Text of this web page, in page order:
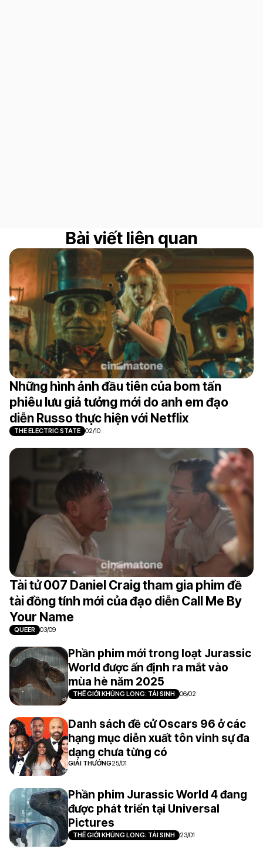
Bài viết liên quan
Những hình ảnh đầu tiên của bom tấn
phiêu lưu giả tưởng mới do anh em đạo
diễn Russo thực hiện với Netflix
THE ELECTRIC STATE 02/10
Tài tử 007 Daniel Craig tham gia phim đề
tài đồng tính mới của đạo diễn Call Me By
Your Name
QUEER 03/09
Phần phim mới trong loạt Jurassic
World được ấn định ra mắt vào
mùa hè năm 2025
THẾ GIỚI KHỦNG LONG: TÁI SINH 06/02
Danh sách đề cử Oscars 96 ở các
hạng mục diễn xuất tôn vinh sự đa
dạng chưa từng có
GIẢI THƯỞNG25/01
Phần phim Jurassic World 4 đang
được phát triển tại Universal
Pictures
THẾ GIỚI KHỦNG LONG: TÁI SINH 23/01